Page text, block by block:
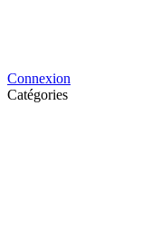
Connexion
Catégories